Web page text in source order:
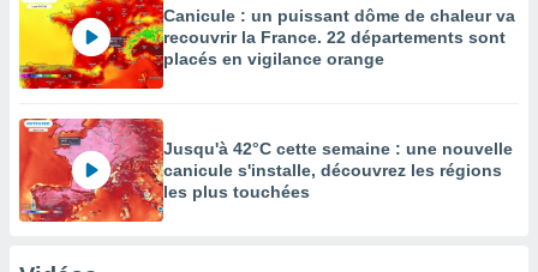
Canicule : un puissant dôme de chaleur va
recouvrir la France. 22 départements sont
placés en vigilance orange
Jusqu'à 42°C cette semaine : une nouvelle
canicule s'installe, découvrez les régions
les plus touchées